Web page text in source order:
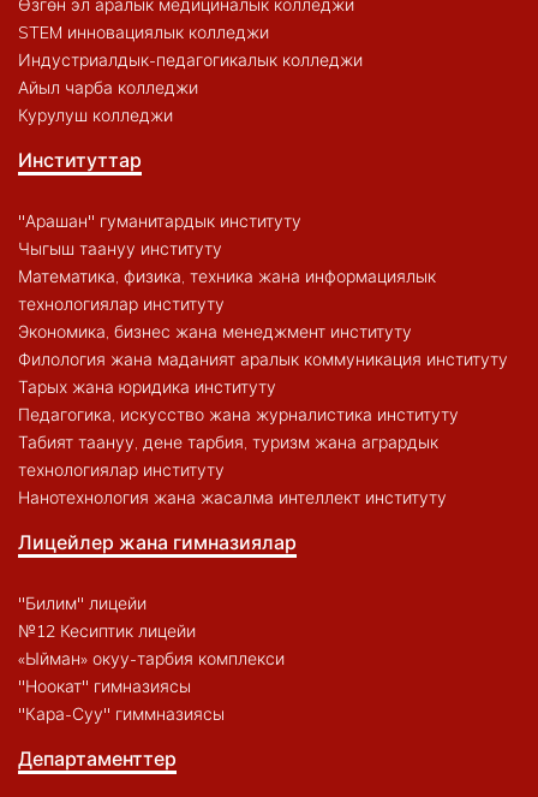
Өзгөн эл аралык медициналык колледжи
STEM инновациялык колледжи
Индустриалдык-педагогикалык колледжи
Айыл чарба колледжи
Курулуш колледжи
Институттар
"Арашан" гуманитардык институту
Чыгыш таануу институту
Математика, физика, техника жана информациялык
технологиялар институту
Экономика, бизнес жана менеджмент институту
Филология жана маданият аралык коммуникация институту
Тарых жана юридика институту
Педагогика, искусство жана журналистика институту
Табият таануу, дене тарбия, туризм жана агрардык
технологиялар институту
Нанотехнология жана жасалма интеллект институту
Лицейлер жана гимназиялар
"Билим" лицейи
№12 Кесиптик лицейи
«Ыйман» окуу-тарбия комплекси
"Ноокат" гимназиясы
"Кара-Суу" гиммназиясы
Департаменттер